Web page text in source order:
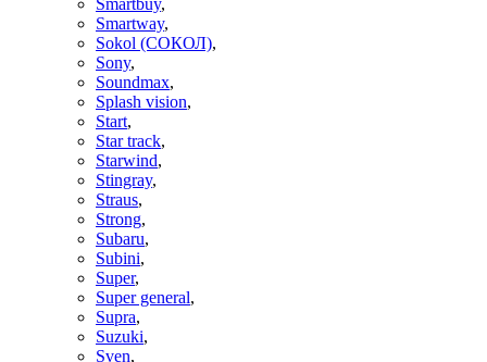
Smartway,
Sokol (СОКОЛ),
Sony,
Soundmax,
Splash vision,
Start,
Star track,
Starwind,
Stingray,
Straus,
Strong,
Subaru,
Subini,
Super,
Super general,
Supra,
Suzuki,
Sven,